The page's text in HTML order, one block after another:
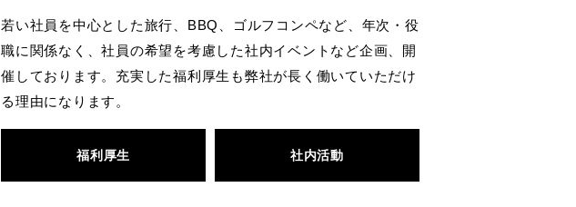
若い社員を中心とした旅行、BBQ、ゴルフコンペなど、年次・役
職に関係なく、社員の希望を考慮した社内イベントなど企画、開
催しております。充実した福利厚生も弊社が長く働いていただけ
る理由になります。
福利厚生 社内活動